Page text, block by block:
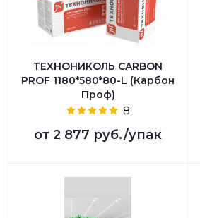
ТЕХНОНИКОЛЬ CARBON
PROF 1180*580*80-L (Карбон
Проф)
8
от 2 877 руб./упак